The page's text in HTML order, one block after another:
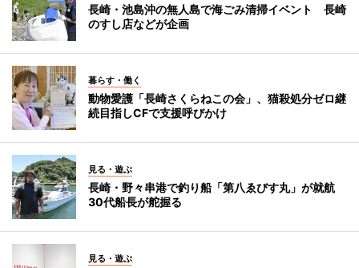
長崎・池島沖の無人島で海ごみ清掃イベント 長崎
のすし店などが企画
暮らす・働く
動物愛護「長崎さくらねこの会」、猫殺処分ゼロ継
続目指しCFで支援呼びかけ
見る・遊ぶ
長崎・野々串港で釣り船「第八ゑびす丸」が就航
30代船長が舵握る
見る・遊ぶ